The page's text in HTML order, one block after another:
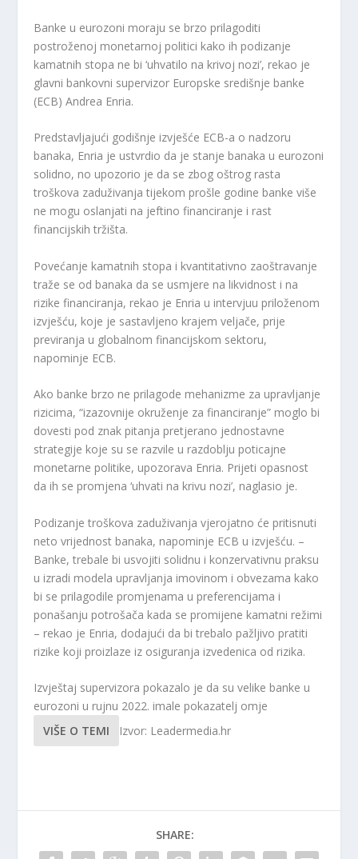
Banke u eurozoni moraju se brzo prilagoditi
postroženoj monetarnoj politici kako ih podizanje
kamatnih stopa ne bi ‘uhvatilo na krivoj nozi’, rekao je
glavni bankovni supervizor Europske središnje banke
(ECB) Andrea Enria.
Predstavljajući godišnje izvješće ECB-a o nadzoru
banaka, Enria je ustvrdio da je stanje banaka u eurozoni
solidno, no upozorio je da se zbog oštrog rasta
troškova zaduživanja tijekom prošle godine banke više
ne mogu oslanjati na jeftino financiranje i rast
financijskih tržišta.
Povećanje kamatnih stopa i kvantitativno zaoštravanje
traže se od banaka da se usmjere na likvidnost i na
rizike financiranja, rekao je Enria u intervjuu priloženom
izvješću, koje je sastavljeno krajem veljače, prije
previranja u globalnom financijskom sektoru,
napominje ECB.
Ako banke brzo ne prilagode mehanizme za upravljanje
rizicima, “izazovnije okruženje za financiranje” moglo bi
dovesti pod znak pitanja pretjerano jednostavne
strategije koje su se razvile u razdoblju poticajne
monetarne politike, upozorava Enria. Prijeti opasnost
da ih se promjena ‘uhvati na krivu nozi’, naglasio je.
Podizanje troškova zaduživanja vjerojatno će pritisnuti
neto vrijednost banaka, napominje ECB u izvješću. –
Banke, trebale bi usvojiti solidnu i konzervativnu praksu
u izradi modela upravljanja imovinom i obvezama kako
bi se prilagodile promjenama u preferencijama i
ponašanju potrošača kada se promijene kamatni režimi
– rekao je Enria, dodajući da bi trebalo pažljivo pratiti
rizike koji proizlaze iz osiguranja izvedenica od rizika.
Izvještaj supervizora pokazalo je da su velike banke u
eurozoni u rujnu 2022. imale pokazatelj omje
VIŠE O TEMI
Izvor: Leadermedia.hr
SHARE: